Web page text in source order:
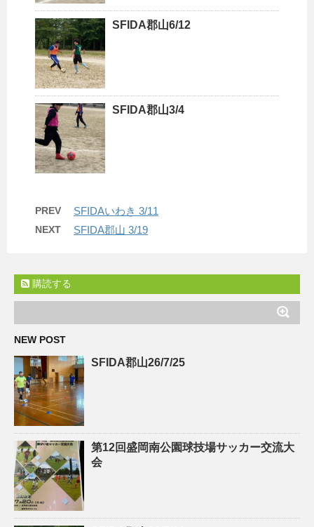
SFIDA郡山6/12
SFIDA郡山3/4
PREV SFIDAいわき 3/11
NEXT SFIDA郡山 3/19
購読する
NEW POST
SFIDA郡山26/7/25
第12回盛岡南公園球技場サッカー交流大
会